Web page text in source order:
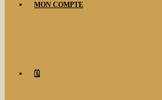
MON COMPTE
🗓️